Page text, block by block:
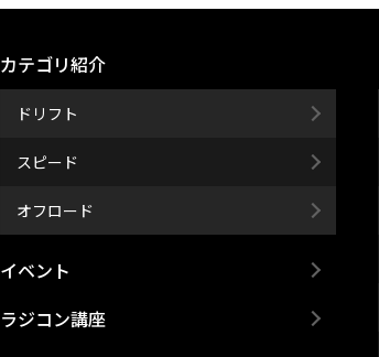
カテゴリ紹介
ドリフト
スピード
オフロード
イベント
ラジコン講座